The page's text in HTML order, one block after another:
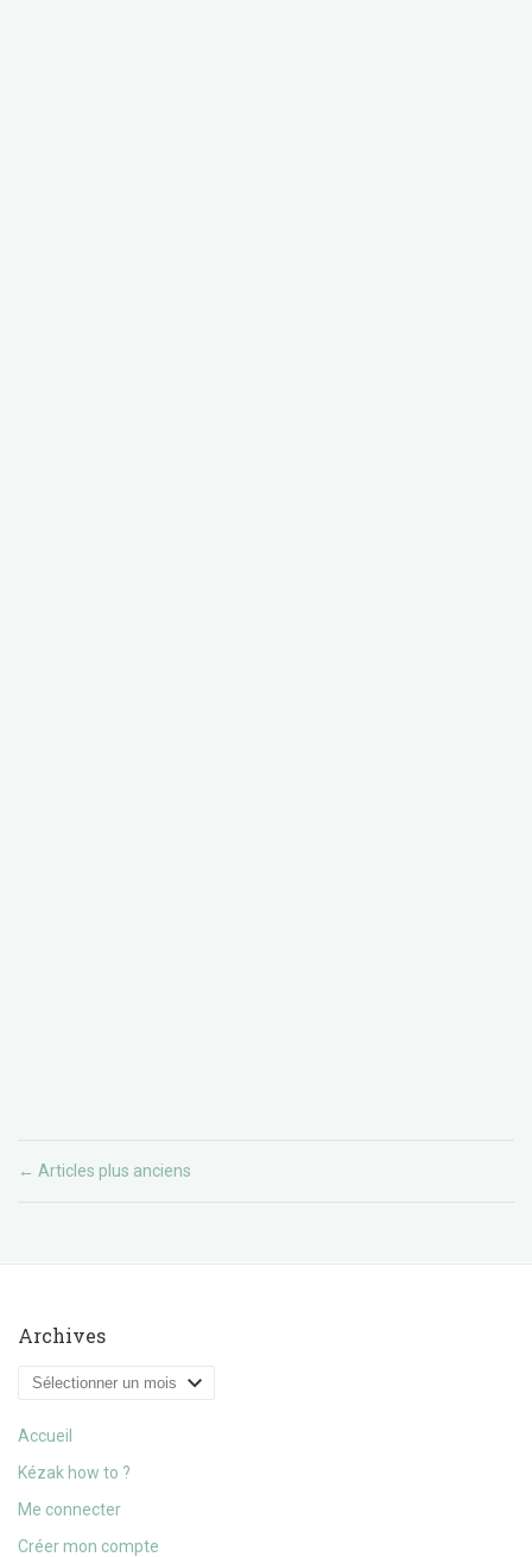
← Articles plus anciens
Archives
Archives
Accueil
Kézak how to ?
Me connecter
Créer mon compte